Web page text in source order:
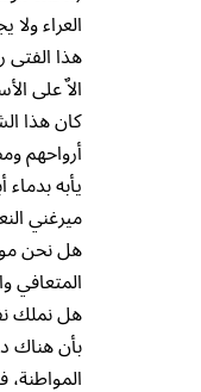
العراء
هذا الفتى
الاٌ على
كان هذا
أرواحهم
يأبه
ميرغني
هل نحن
المتعافي
هل نملك
بأن هناك